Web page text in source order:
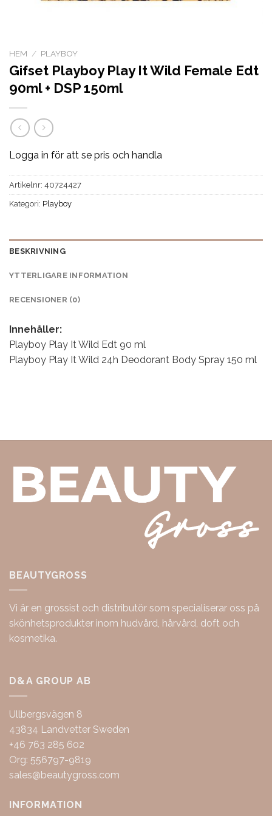
HEM / PLAYBOY
Gifset Playboy Play It Wild Female Edt
90ml + DSP 150ml
Logga in för att se pris och handla
Artikelnr: 40724427
Kategori: Playboy
BESKRIVNING
YTTERLIGARE INFORMATION
RECENSIONER (0)
Innehåller:
Playboy Play It Wild Edt 90 ml
Playboy Play It Wild 24h Deodorant Body Spray 150 ml
BEAUTYGROSS
Vi är en grossist och distributör som specialiserar oss på
skönhetsprodukter inom hudvård, hårvård, doft och
kosmetika.
D&A GROUP AB
Ullbergsvägen 8
43834 Landvetter Sweden
+46 763 285 602
Org: 556797-9819
sales@beautygross.com
INFORMATION